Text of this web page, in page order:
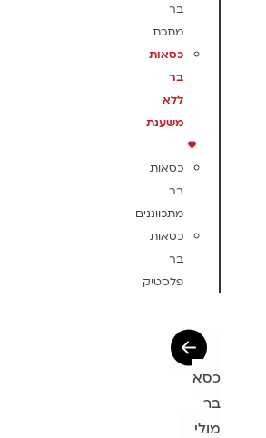
בר
מתכת
כסאות
בר
ללא
משענת
כסאות
בר
מתכווננים
כסאות
בר
פלסטיק
כסא
בר
מולי